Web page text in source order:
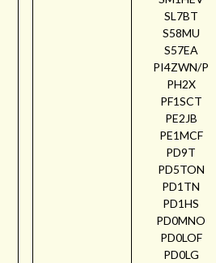
SL7BT
S58MU
S57EA
PI4ZWN/P
PH2X
PF1SCT
PE2JB
PE1MCF
PD9T
PD5TON
PD1TN
PD1HS
PD0MNO
PD0LOF
PD0LG